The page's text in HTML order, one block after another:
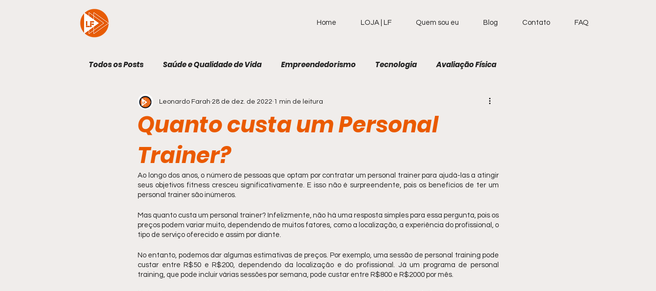
Home LOJA | LF Quem sou eu Blog Contato FAQ
Todos os Posts Saúde e Qualidade de Vida Empreendedorismo Tecnologia Avaliação Física
Exercício Físico Geral Calculadoras E-book
Quanto custa um Personal
Trainer?
Leonardo Farah 28 de dez. de 2022 1 min de leitura
Ao longo dos anos, o número de pessoas que optam por contratar um personal trainer para ajudá-las a atingir
seus objetivos fitness cresceu significativamente. E isso não é surpreendente, pois os benefícios de ter um
personal trainer são inúmeros.
Mas quanto custa um personal trainer? Infelizmente, não há uma resposta simples para essa pergunta, pois os
preços podem variar muito, dependendo de muitos fatores, como a localização, a experiência do profissional, o
tipo de serviço oferecido e assim por diante.
No entanto, podemos dar algumas estimativas de preços. Por exemplo, uma sessão de personal training pode
custar entre R$50 e R$200, dependendo da localização e do profissional. Já um programa de personal
training, que pode incluir várias sessões por semana, pode custar entre R$800 e R$2000 por mês.